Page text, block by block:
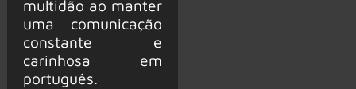
multidão ao manter
uma comunicação
constante e
carinhosa em
português.